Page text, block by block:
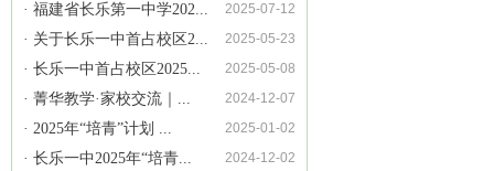
· 福建省长乐第一中学202... 2025-07-12
· 关于长乐一中首占校区2... 2025-05-23
· 长乐一中首占校区2025... 2025-05-08
· 菁华教学·家校交流｜... 2024-12-07
· 2025年“培青”计划 ... 2025-01-02
· 长乐一中2025年“培青... 2024-12-02